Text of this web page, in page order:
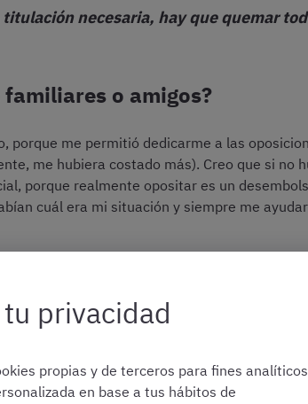
necesaria, hay que quemar
o amigos?
porque me permitió dedicarme a las
me hubiera costado más). Creo que si no
porque realmente opositar es un
cuál era mi situación y siempre me
Eso no es fácil si llevas algún tiempo sin
sobre todo al principio porque se avanza
privacidad
propias y de terceros para fines analíticos
en base a tus hábitos de